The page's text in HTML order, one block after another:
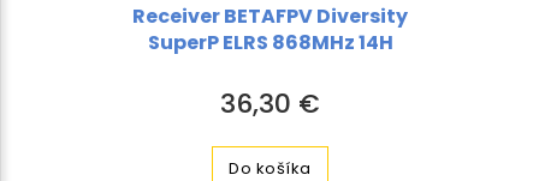
Receiver BETAFPV Diversity
SuperP ELRS 868MHz 14H
36,30 €
Do košíka